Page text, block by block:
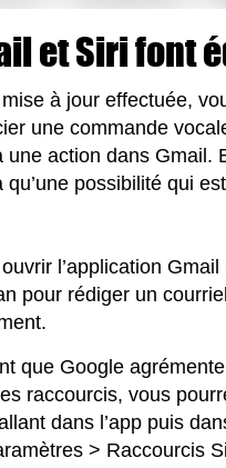
et Siri font
à jour effectuée,
une commande
une action dans Gmail.
qu’une possibilité qui
ouvrir l’application
pour rédiger un
que Google
raccourcis, vous
dans l’app puis
> Raccourcis